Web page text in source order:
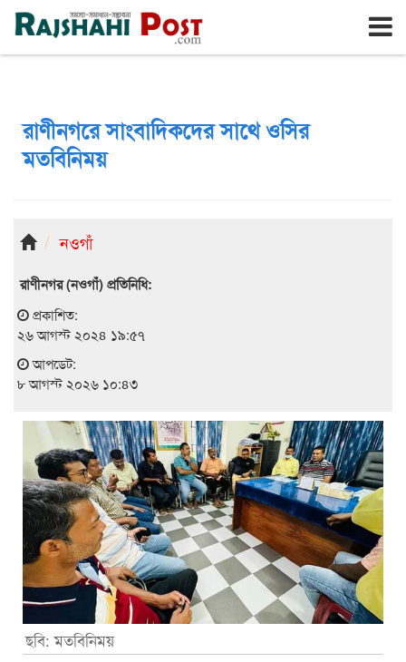
রাজশাহী শনিবার, ৮ই আগস্ট ২০২৬, ২৫শে শ্রাবণ ১৪৩৩
রাণীনগরে সাংবাদিকদের সাথে ওসির
মতবিনিময়
নওগাঁ
রাণীনগর (নওগাঁ) প্রতিনিধি:
প্রকাশিত:
২৬ আগস্ট ২০২৪ ১৯:৫৭
আপডেট:
৮ আগস্ট ২০২৬ ১০:৪৩
ছবি: মতবিনিময়